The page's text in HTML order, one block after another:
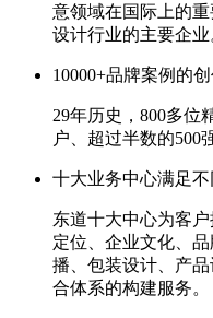
意领域在国际上的重
设计行业的主要企业
10000+品牌案例的
29年历史，800多位
户、超过半数的500
十大业务中心满足
东道十大中心为客
定位、企业文化、
播、包装设计、产
合体系的构建服务。